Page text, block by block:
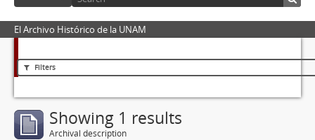
El Archivo Histórico de la UNAM
Filters
Showing 1 results
Archival description